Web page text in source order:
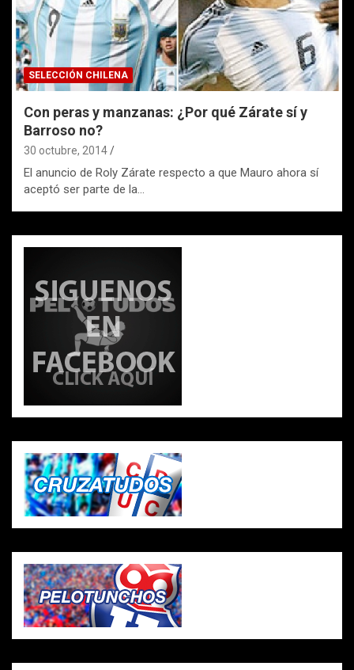
SELECCIÓN CHILENA
Con peras y manzanas: ¿Por qué Zárate sí y
Barroso no?
30 octubre, 2014
El anuncio de Roly Zárate respecto a que Mauro ahora sí
aceptó ser parte de la…